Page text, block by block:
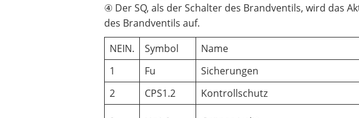
④ Der SQ, als der Schalter des Brandventils, wird das
des Brandventils auf.
NEIN.
Symbol Name
1
Fu Sicherungen
2
CPS1.2 Kontrollschutz